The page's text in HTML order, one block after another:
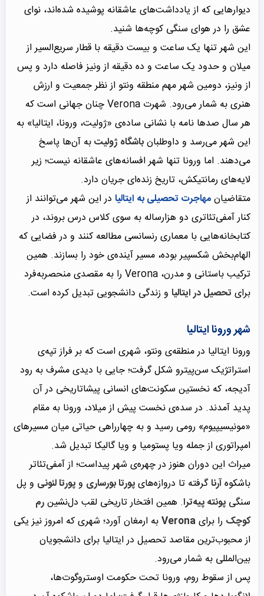
دیوارهایی که از یادداشت‌های عاشقانه پوشیده شده‌اند، نوای
عشق را در هوای سنگی کوچه‌ها شنید.
این شهر تنها یک ساعت و بیست دقیقه با قطار سریع‌السیر از
میلان و حدود یک ساعت و ده دقیقه از ونیز فاصله دارد و پس
از ونیز، دومین شهر مهم منطقه ونتو از نظر جمعیت و ارزش
هنری به شمار می‌رود. شهرت Verona چنان جهانی است که
هر سال صدها نامه با نشانی ساده‌ی «ژولیت، ورونا، ایتالیا» به
این شهر می‌رسد و داوطلبانباشگاه ژولیتبه آن‌ها پاسخ
می‌دهند. اما ورونا تنها شهر افسانه‌های عاشقانه نیست؛ زیر
لایه‌های رمانتیکش، تاریخ زنده‌ای جریان دارد.
متقاضیانمهاجرت تحصیلی به ایتالیا در این شهر می‌توانند از
کنار آمفی‌تئاتری دو هزارساله به سوی کلاس درس بروند، در
کتابخانه‌هایی با معماری رنسانسی مطالعه کنند و در فضایی که
الهام‌بخش شکسپیر بوده، مسیر آینده‌ی خود را بسازند. همین
ترکیب باستانی و مدرن، Verona را به مقصدی منحصربه‌فرد
برای تحصیل در ایتالیا و زندگی دانشجویی تبدیل کرده است.
شهر ورونا ایتالیا
ورونا ایتالیا در منطقه‌ی ونتو، شهری است که بر فراز تپه‌ی
استراتژیک سن‌پیترو شکل گرفت؛ جایی با دیدی مشرف به رود
آدیجه، که نخستین سکونت‌های انسانی پیشاتاریخی در آن
پدید آمدند. در سده‌ی نخست پیش از میلاد، ورونا به مقام
«مونیسیپیوم» رومی رسید و به چهارراهی حیاتی میان مسیرهای
امپراتوری از جمله ویا پستومیا و ویا گالیکا تبدیل شد.
میراث این دوران هنوز در چهره‌ی شهر پیداست؛ از آمفی‌تئاتر
باشکوهآرناگرفته تا دروازه‌هایپورتا بورساری وپورتا لئونی و پل
سنگی پونته پیه‌ترا. همین افتخار تاریخی لقب دل‌نشینرم
کوچک را برایVeronaبه ارمغان آورد؛ شهری که امروز نیز یکی
از محبوب‌ترین مقاصد تحصیل در ایتالیا برای دانشجویان
بین‌المللی به شمار می‌رود.
پس از سقوط روم، ورونا تحت حکومت اوستروگوت‌ها،